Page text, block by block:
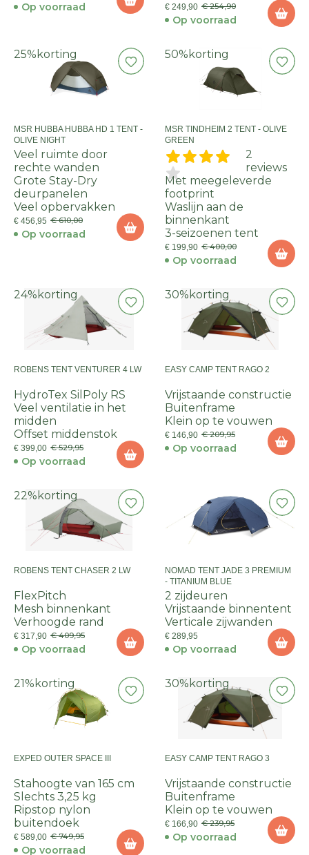
Op voorraad € 249,90 € 254,90
Op voorraad
25% korting
MSR HUBBA HUBBA HD 1 TENT -
OLIVE NIGHT
Veel ruimte door
rechte wanden
Grote Stay-Dry
deurpanelen
Veel opbervakken
€ 456,95 € 610,00
Op voorraad
50% korting
MSR TINDHEIM 2 TENT - OLIVE
GREEN
2
reviews
Met meegeleverde
footprint
Waslijn aan de
binnenkant
3-seizoenen tent
€ 199,90 € 400,00
Op voorraad
24% korting
ROBENS TENT VENTURER 4 LW
HydroTex SilPoly RS
Veel ventilatie in het
midden
Offset middenstok
€ 399,00 € 529,95
Op voorraad
30% korting
EASY CAMP TENT RAGO 2
Vrijstaande constructie
Buitenframe
Klein op te vouwen
€ 146,90 € 209,95
Op voorraad
22% korting
ROBENS TENT CHASER 2 LW
FlexPitch
Mesh binnenkant
Verhoogde rand
€ 317,90 € 409,95
Op voorraad
NOMAD TENT JADE 3 PREMIUM
- TITANIUM BLUE
2 zijdeuren
Vrijstaande binnentent
Verticale zijwanden
€ 289,95
Op voorraad
21% korting
EXPED OUTER SPACE III
Stahoogte van 165 cm
Slechts 3,25 kg
Ripstop nylon
buitendoek
€ 589,00 € 749,95
Op voorraad
30% korting
EASY CAMP TENT RAGO 3
Vrijstaande constructie
Buitenframe
Klein op te vouwen
€ 166,90 € 239,95
Op voorraad